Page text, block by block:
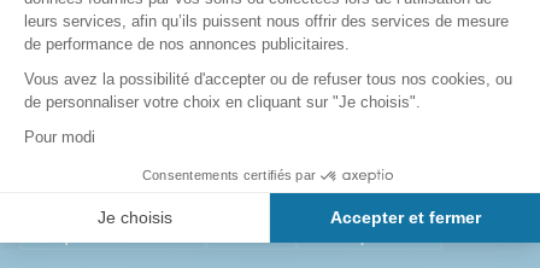
➜ Informations complémentaires Camp Nou
➜ Retour à la page principale : Camp Nou
Qui sommes-nous? Contactez-nous
Conditions générales de ventes